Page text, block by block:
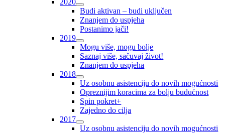
2020
Budi aktivan – budi uključen
Znanjem do uspjeha
Postanimo jači!
2019
Mogu više, mogu bolje
Saznaj više, sačuvaj život!
Znanjem do uspjeha
2018
Uz osobnu asistenciju do novih mogućnosti
Opreznijim koracima za bolju budućnost
Spin pokret+
Zajedno do cilja
2017
Uz osobnu asistenciju do novih mogućnosti